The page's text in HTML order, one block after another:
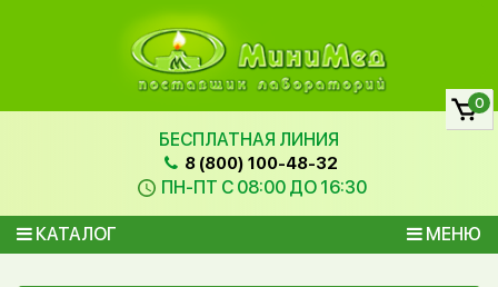
БЕСПЛАТНАЯ ЛИНИЯ
8 (800) 100-48-32
ПН-ПТ С 08:00 ДО 16:30
КАТАЛОГ МЕНЮ
0